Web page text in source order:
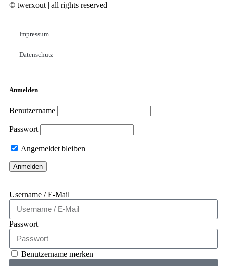
© twerxout | all rights reserved
Impressum
Datenschutz
Anmelden
Benutzername
Passwort
Angemeldet bleiben
Username / E-Mail
Passwort
Benutzername merken